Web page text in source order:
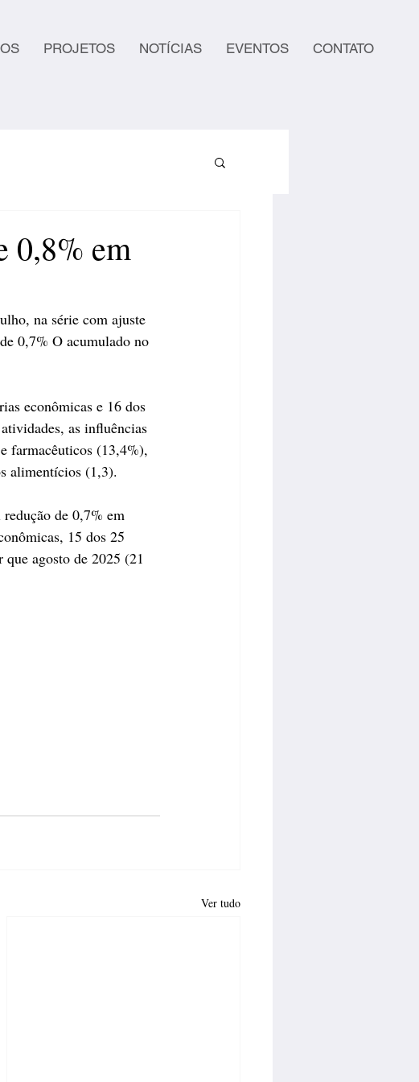
PROJETOS NOTÍCIAS EVENTOS CONTATO
0,8% em
na série com ajuste
0,7% O acumulado no
econômicas e 16 dos
as influências
farmacêuticos (13,4%),
alimentícios (1,3).
de 0,7% em
15 dos 25
agosto de 2025 (21
Ver tudo